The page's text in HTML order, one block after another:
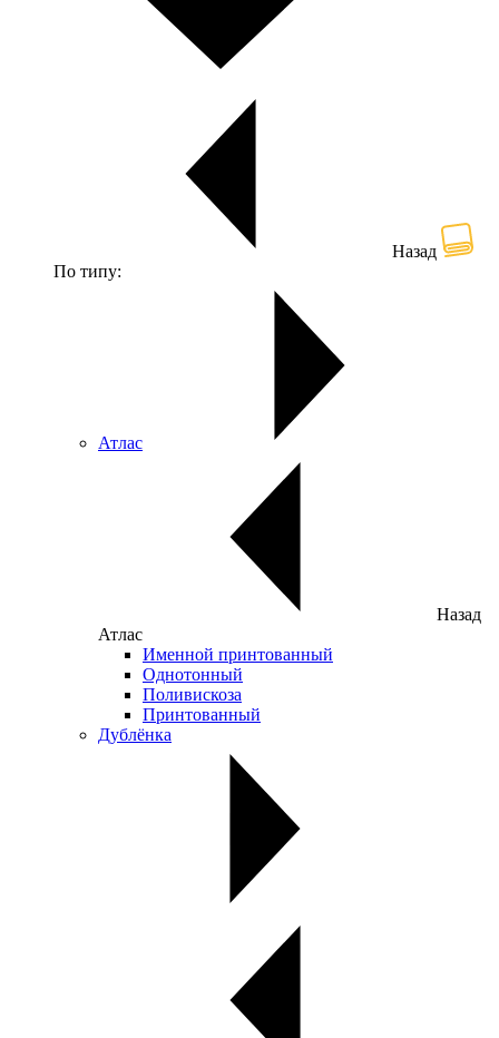
Назад
По типу:
Атлас
Назад
Атлас
Именной принтованный
Однотонный
Поливискоза
Принтованный
Дублёнка